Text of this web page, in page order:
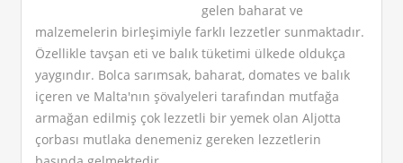
gelen baharat ve
malzemelerin birleşimiyle farklı lezzetler sunmaktadır.
Özellikle tavşan eti ve balık tüketimi ülkede oldukça
yaygındır. Bolca sarımsak, baharat, domates ve balık
içeren ve Malta'nın şövalyeleri tarafından mutfağa
armağan edilmiş çok lezzetli bir yemek olan Aljotta
çorbası mutlaka denemeniz gereken lezzetlerin